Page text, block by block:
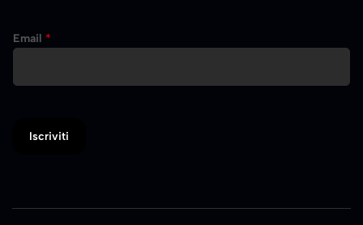
Email *
Iscriviti